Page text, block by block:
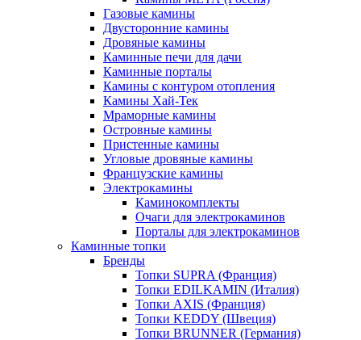
Газовые камины
Двусторонние камины
Дровяные камины
Каминные печи для дачи
Каминные порталы
Камины с контуром отопления
Камины Хай-Тек
Мраморные камины
Островные камины
Пристенные камины
Угловые дровяные камины
Французские камины
Электрокамины
Каминокомплекты
Очаги для электрокаминов
Порталы для электрокаминов
Каминные топки
Бренды
Топки SUPRA (Франция)
Топки EDILKAMIN (Италия)
Топки AXIS (Франция)
Топки KEDDY (Швеция)
Топки BRUNNER (Германия)